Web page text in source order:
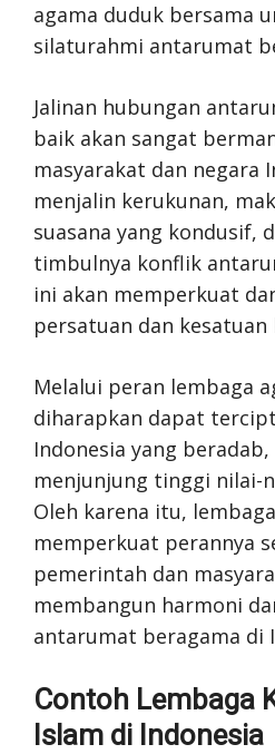
agama duduk bersama
silaturahmi antarumat
Jalinan hubungan
baik akan sangat
masyarakat dan negara
menjalin kerukunan,
suasana yang kondusif,
timbulnya konflik
ini akan memperkuat
persatuan dan kesatuan
Melalui peran lembaga
diharapkan dapat
Indonesia yang
menjunjung tinggi nilai-
Oleh karena itu,
memperkuat perannya
pemerintah dan
membangun harmoni
antarumat beragama di
Contoh Lembaga
Islam di Indonesia